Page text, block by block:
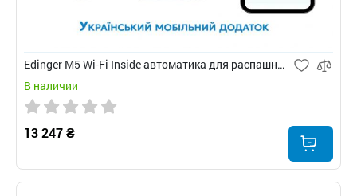
Edinger M5 Wi-Fi Inside автоматика для распашных ворот
В наличии
13 247 ₴